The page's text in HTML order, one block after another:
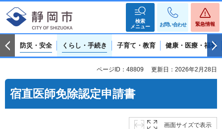
検索
メニュー
お問い合わせ 緊急情報
防災・安全 くらし・手続き 子育て・教育 健康・医療・福祉
ページID：48809 更新日：2026年2月28日
宿直医師免除認定申請書
画面サイズで表示